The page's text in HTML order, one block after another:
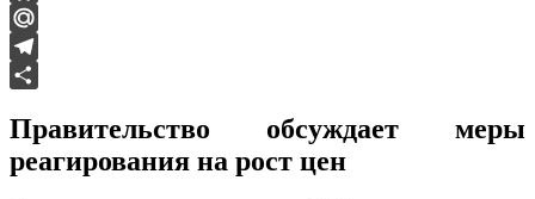
Odnoklassniki
Mail.Ru
Telegram
Правительство обсуждает меры
реагирования на рост цен